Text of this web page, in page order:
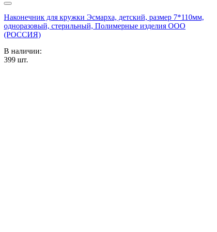
Наконечник для кружки Эсмарха, детский, размер 7*110мм,
одноразовый, стерильный, Полимерные изделия OOO
(РОССИЯ)
В наличии:
399 шт.